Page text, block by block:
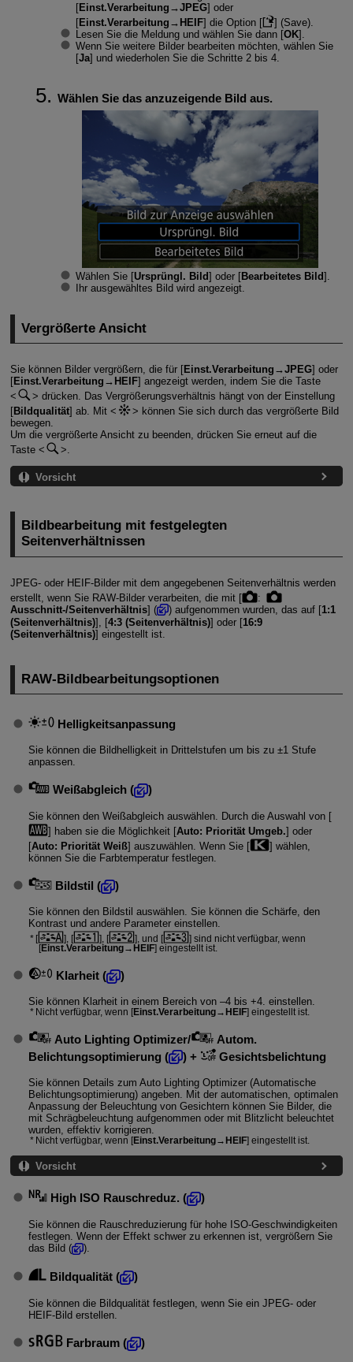
[Einst.Verarbeitung→JPEG] oder
[Einst.Verarbeitung→HEIF] die Option [
] (Save).
Lesen Sie die Meldung und wählen Sie dann [OK].
Wenn Sie weitere Bilder bearbeiten möchten, wählen Sie
[Ja] und wiederholen Sie die Schritte 2 bis 4.
Wählen Sie das anzuzeigende Bild aus.
Wählen Sie [Ursprüngl. Bild] oder [Bearbeitetes Bild].
Ihr ausgewähltes Bild wird angezeigt.
Vergrößerte Ansicht
Sie können Bilder vergrößern, die für [Einst.Verarbeitung→JPEG] oder
[Einst.Verarbeitung→HEIF] angezeigt werden, indem Sie die Taste
drücken. Das Vergrößerungsverhältnis hängt von der Einstellung
[Bildqualität] ab. Mit
können Sie sich durch das vergrößerte Bild
bewegen.
Um die vergrößerte Ansicht zu beenden, drücken Sie erneut auf die
Taste
.
Vorsicht
Bildbearbeitung mit festgelegten
Seitenverhältnissen
JPEG- oder HEIF-Bilder mit dem angegebenen Seitenverhältnis werden
erstellt, wenn Sie RAW-Bilder verarbeiten, die mit [
:
Ausschnitt-/Seitenverhältnis] ( ) aufgenommen wurden, das auf [1:1
(Seitenverhältnis)], [4:3 (Seitenverhältnis)] oder [16:9
(Seitenverhältnis)] eingestellt ist.
RAW-Bildbearbeitungsoptionen
Helligkeitsanpassung
Sie können die Bildhelligkeit in Drittelstufen um bis zu ±1 Stufe
anpassen.
Weißabgleich( )
Sie können den Weißabgleich auswählen. Durch die Auswahl von [
] haben sie die Möglichkeit [Auto: Priorität Umgeb.] oder
[Auto: Priorität Weiß] auszuwählen. Wenn Sie [
] wählen,
können Sie die Farbtemperatur festlegen.
Bildstil ( )
Sie können den Bildstil auswählen. Sie können die Schärfe, den
Kontrast und andere Parameter einstellen.
], [ ], [ ], und [
] sind nicht verfügbar, wenn
Einst.Verarbeitung→HEIF] eingestellt ist.
Klarheit( )
Sie können Klarheit in einem Bereich von –4 bis +4. einstellen.
Nicht verfügbar, wenn [ Einst.Verarbeitung→HEIF ] eingestellt ist.
Auto Lighting Optimizer/
Autom.
Belichtungsoptimierung ( ) + Gesichtsbelichtung
Sie können Details zum Auto Lighting Optimizer (Automatische
Belichtungsoptimierung) angeben. Mit der automatischen, optimalen
Anpassung der Beleuchtung von Gesichtern können Sie Bilder, die
mit Schrägbeleuchtung aufgenommen oder mit Blitzlicht beleuchtet
wurden, effektiv korrigieren.
Nicht verfügbar, wenn [Einst.Verarbeitung→HEIF] eingestellt ist.
Vorsicht
High ISO Rauschreduz. ( )
Sie können die Rauschreduzierung für hohe ISO-Geschwindigkeiten
festlegen. Wenn der Effekt schwer zu erkennen ist, vergrößern Sie
das Bild (
).
Bildqualität( )
Sie können die Bildqualität festlegen, wenn Sie ein JPEG- oder
HEIF-Bild erstellen.
Farbraum( )